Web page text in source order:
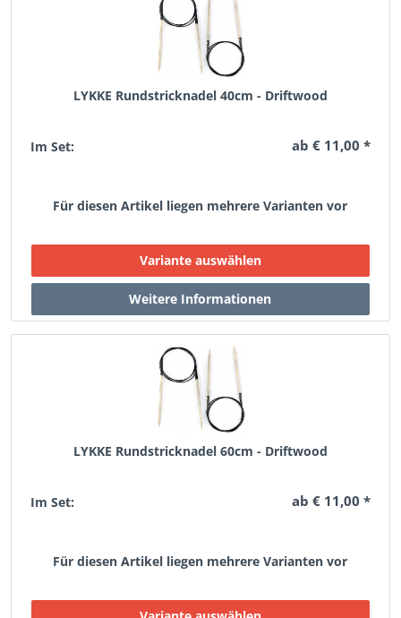
LYKKE Rundstricknadel 40cm - Driftwood
Im Set: ab € 11,00 *
Für diesen Artikel liegen mehrere Varianten vor
LYKKE Rundstricknadel 60cm - Driftwood
Im Set: ab € 11,00 *
Für diesen Artikel liegen mehrere Varianten vor